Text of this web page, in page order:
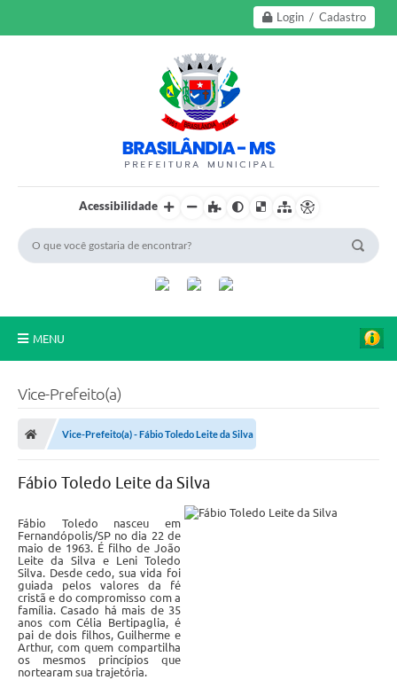
Login / Cadastro
Acessibilidade
MENU
Legislação
Transparência
Câmara Municipal
Ouvidoria
e-SIC
Tributação
Diário Oficial
Vice-Prefeito(a)
Vice-Prefeito(a) - Fábio Toledo Leite da Silva
Fábio Toledo Leite da Silva
Fábio Toledo nasceu em
Fernandópolis/SP no dia 22 de
maio de 1963. É filho de João
Leite da Silva e Leni Toledo
Silva. Desde cedo, sua vida foi
guiada pelos valores da fé
cristã e do compromisso com a
família. Casado há mais de 35
anos com Célia Bertipaglia, é
pai de dois filhos, Guilherme e
Arthur, com quem compartilha
os mesmos princípios que
nortearam sua trajetória.